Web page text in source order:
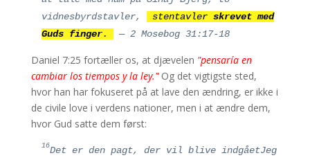
vidnesbyrdstavler,
stentavlerskrevet med
Guds finger. — 2 Mosebog 31:17-18
Daniel 7:25 fortæller os, at djævelen "pensaría en
cambiar los tiempos y la ley."Og det vigtigste sted,
hvor han har fokuseret på at lave den ændring, er ikke i
de civile love i verdens nationer, men i at ændre dem,
hvor Gud satte dem først:
16Det er den pagt, der vil blive indgåetJeg